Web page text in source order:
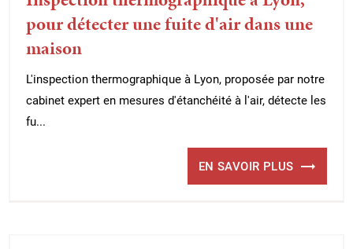
pour détecter une fuite d'air dans une
maison
L'inspection thermographique à Lyon, proposée par notre
cabinet expert en mesures d'étanchéité à l'air, détecte les
fu...
EN SAVOIR PLUS